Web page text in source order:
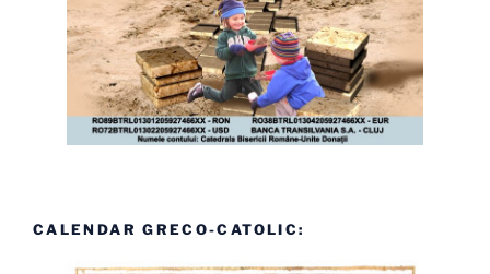
CALENDAR GRECO-CATOLIC: